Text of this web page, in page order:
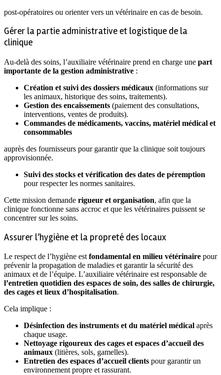
post-opératoires ou orienter vers un vétérinaire en cas de besoin.
Gérer la partie administrative et logistique de la
clinique
Au-delà des soins, l’auxiliaire vétérinaire prend en charge une part
importante de la gestion administrative :
Création et suivi des dossiers médicaux (informations sur
les animaux, historique des soins, traitements).
Gestion des encaissements (paiement des consultations,
interventions, ventes de produits).
Commandes de médicaments, vaccins, matériel médical et
consommables
auprès des fournisseurs pour garantir que la clinique soit toujours
approvisionnée.
Suivi des stocks et vérification des dates de péremption
pour respecter les normes sanitaires.
Cette mission demande rigueur et organisation, afin que la
clinique fonctionne sans accroc et que les vétérinaires puissent se
concentrer sur les soins.
Assurer l’hygiène et la propreté des locaux
Le respect de l’hygiène estfondamental en milieu vétérinaire pour
prévenir la propagation de maladies et garantir la sécurité des
animaux et de l’équipe. L’auxiliaire vétérinaire est responsable de
l’entretien quotidien des espaces de soin, des salles de chirurgie,
des cages et lieux d’hospitalisation.
Cela implique :
Désinfection des instruments et du matériel médical après
chaque usage.
Nettoyage rigoureux des cages et espaces d’accueil des
animaux (litières, sols, gamelles).
Entretien des espaces d’accueil clients pour garantir un
environnement propre et rassurant.